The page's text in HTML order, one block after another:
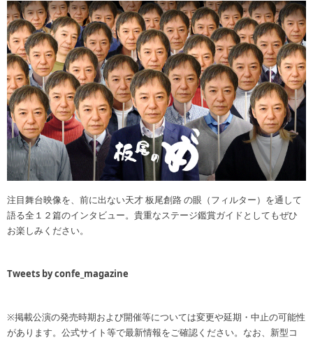
注目舞台映像を、前に出ない天才 板尾創路 の眼（フィルター）を通して
語る全１２篇のインタビュー。貴重なステージ鑑賞ガイドとしてもぜひ
お楽しみください。
Tweets by confe_magazine
※掲載公演の発売時期および開催等については変更や延期・中止の可能性
があります。公式サイト等で最新情報をご確認ください。なお、新型コ